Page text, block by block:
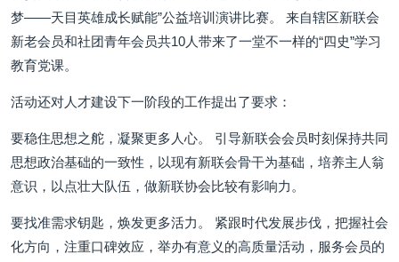
梦——天目英雄成长赋能”公益培训演讲比赛。 来自辖区新联会
新老会员和社团青年会员共10人带来了一堂不一样的“四史”学习
教育党课。
活动还对人才建设下一阶段的工作提出了要求：
要稳住思想之舵，凝聚更多人心。 引导新联会会员时刻保持共同
思想政治基础的一致性，以现有新联会骨干为基础，培养主人翁
意识，以点壮大队伍，做新联协会比较有影响力。
要找准需求钥匙，焕发更多活力。 紧跟时代发展步伐，把握社会
化方向，注重口碑效应，举办有意义的高质量活动，服务会员的